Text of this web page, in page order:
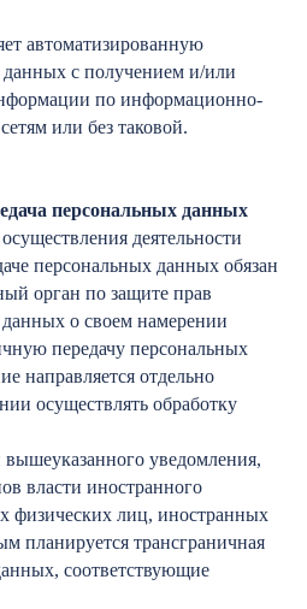
автоматизированную
данных с получением и/или
по информационно-
или без таковой.
персональных данных
деятельности
персональных данных обязан
орган по защите прав
о своем намерении
передачу персональных
направляется отдельно
осуществлять обработку
уведомления,
власти иностранного
физических лиц, иностранных
планируется трансграничная
соответствующие